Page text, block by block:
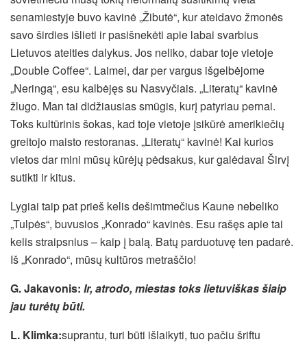
senamiestyje buvo kavinė „Žibutė“, kur ateidavo žmonės
savo širdies išlieti ir pasišnekėti apie labai svarbius
Lietuvos ateities dalykus. Jos neliko, dabar toje vietoje
„Double Coffee“. Laimei, dar per vargus išgelbėjome
„Neringą“, esu kalbėjęs su Nasvyčiais. „Literatų“ kavinė
žlugo. Man tai didžiausias smūgis, kurį patyriau pernai.
Toks kultūrinis šokas, kad toje vietoje įsikūrė amerikiečių
greitojo maisto restoranas. „Literatų“ kavinė! Kai kurios
vietos dar mini mūsų kūrėjų pėdsakus, kur galėdavai Širvį
sutikti ir kitus.
Lygiai taip pat prieš kelis dešimtmečius Kaune nebeliko
„Tulpės“, buvusios „Konrado“ kavinės. Esu rašęs apie tai
kelis straipsnius – kaip į balą. Batų parduotuvę ten padarė.
Iš „Konrado“, mūsų kultūros metraščio!
G. Jakavonis: Ir, atrodo, miestas toks lietuviškas šiaip
jau turėtų būti.
L. Klimka:suprantu, turi būti išlaikyti, tuo pačiu šriftu